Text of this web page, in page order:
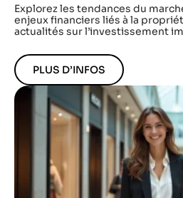
Explorez les tendances du
enjeux financiers liés à la
actualités sur l’investissement
PLUS D’INFOS